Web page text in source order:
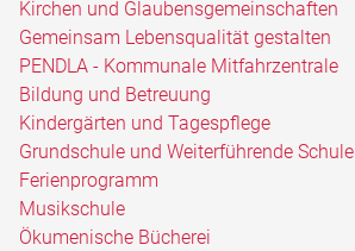
Kirchen und Glaubensgemeinschaften
Gemeinsam Lebensqualität gestalten
PENDLA - Kommunale Mitfahrzentrale
Bildung und Betreuung
Kindergärten und Tagespflege
Grundschule und Weiterführende Schule
Ferienprogramm
Musikschule
Ökumenische Bücherei